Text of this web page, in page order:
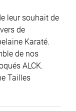
leur souhait de
de
Karaté.
de nos
ALCK.
Tailles